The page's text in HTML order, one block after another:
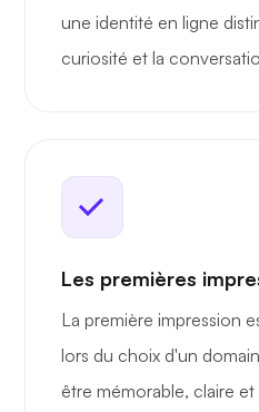
une identité en ligne
curiosité et la
Les premières
La première impression
lors du choix d'un
être mémorable, claire